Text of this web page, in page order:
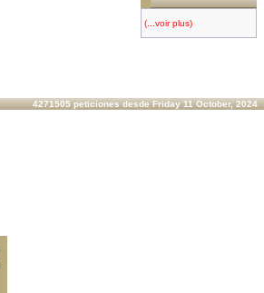
(...voir plus)
4271505 peticiones desde Friday 11 October, 2024